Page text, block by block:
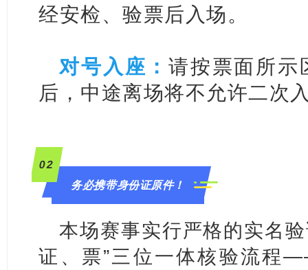
经安检、验票后入场。
对号入座：请按票面所示
后，中途离场将不允许二次
02
务必携带身份证原件！
本场赛事实行严格的实名
证、票”三位一体核验流程